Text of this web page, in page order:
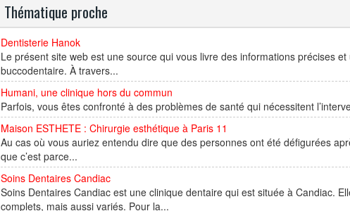
Thématique proche
Dentisterie Hanok
Le présent site web est une source qui vous livre des informations précises
buccodentaire. À travers...
Humani, une clinique hors du commun
Parfois, vous êtes confronté à des problèmes de santé qui nécessitent
Maison ESTHETE : Chirurgie esthétique à Paris 11
Au cas où vous auriez entendu dire que des personnes ont été défigurées
que c’est parce...
Soins Dentaires Candiac
Soins Dentaires Candiac est une clinique dentaire qui est située à Candiac.
complets, mais aussi variés. Pour la...